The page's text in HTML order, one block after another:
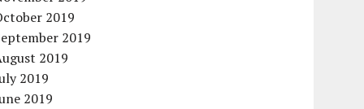
2019
2019
2019
2019
2019